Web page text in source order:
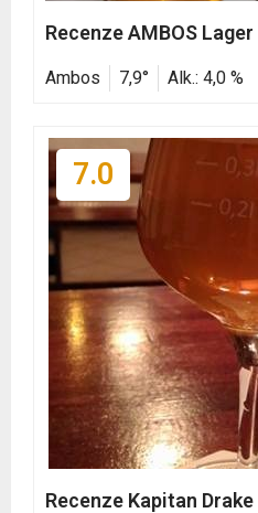
Recenze AMBOS Lager
Ambos 7,9° Alk.: 4,0 %
7.0
Recenze Kapitan Drake